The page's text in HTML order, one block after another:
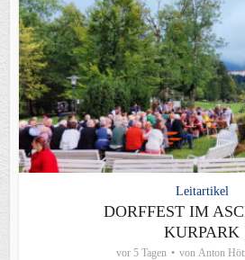
Leitartikel
DORFFEST IM
KURPARK
vor 5 Tagen von Anton